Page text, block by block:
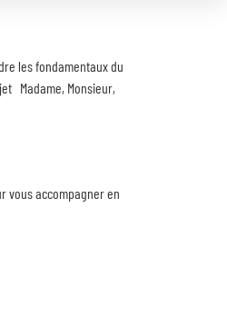
les fondamentaux du
Madame, Monsieur,
vous accompagner en